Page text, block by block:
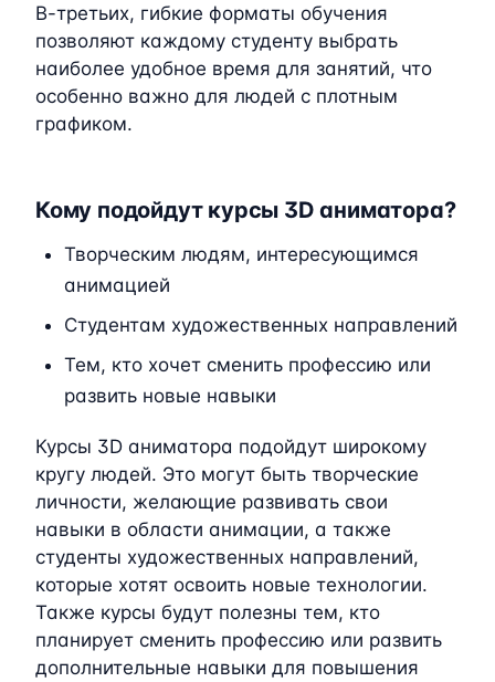
В-третьих, гибкие форматы обучения
позволяют каждому студенту выбрать
наиболее удобное время для занятий, что
особенно важно для людей с плотным
графиком.
Кому подойдут курсы 3D аниматора?
Творческим людям, интересующимся
анимацией
Студентам художественных направлений
Тем, кто хочет сменить профессию или
развить новые навыки
Курсы 3D аниматора подойдут широкому
кругу людей. Это могут быть творческие
личности, желающие развивать свои
навыки в области анимации, а также
студенты художественных направлений,
которые хотят освоить новые технологии.
Также курсы будут полезны тем, кто
планирует сменить профессию или развить
дополнительные навыки для повышения